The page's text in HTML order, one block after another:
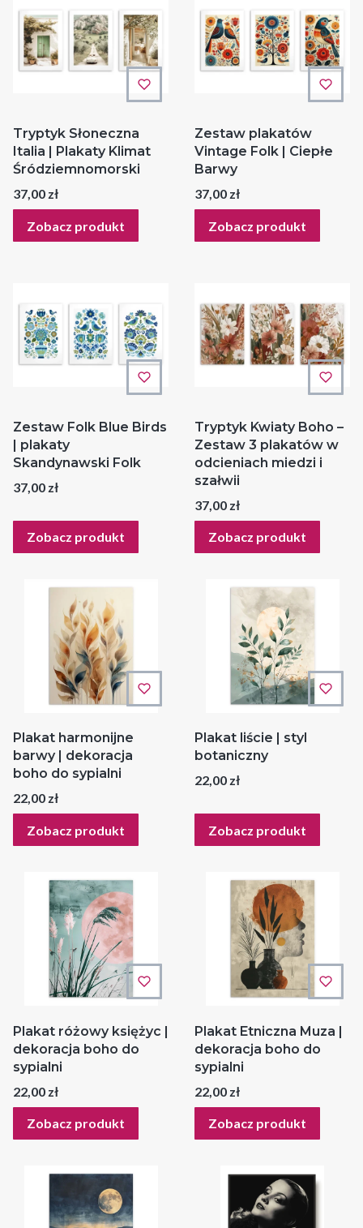
Tryptyk Słoneczna
Italia | Plakaty Klimat
Śródziemnomorski
Cena
37,00 zł
Zobacz produkt
Zestaw plakatów
Vintage Folk | Ciepłe
Barwy
Cena
37,00 zł
Zobacz produkt
Zestaw Folk Blue Birds
| plakaty
Skandynawski Folk
Cena
37,00 zł
Zobacz produkt
Tryptyk Kwiaty Boho –
Zestaw 3 plakatów w
odcieniach miedzi i
szałwii
Cena
37,00 zł
Zobacz produkt
Plakat harmonijne
barwy | dekoracja
boho do sypialni
Cena
22,00 zł
Zobacz produkt
Plakat liście | styl
botaniczny
Cena
22,00 zł
Zobacz produkt
Plakat różowy księżyc |
dekoracja boho do
sypialni
Cena
22,00 zł
Zobacz produkt
Plakat Etniczna Muza |
dekoracja boho do
sypialni
Cena
22,00 zł
Zobacz produkt